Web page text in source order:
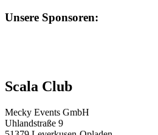
Unsere Sponsoren:
Scala Club
Mecky Events GmbH
Uhlandstraße 9